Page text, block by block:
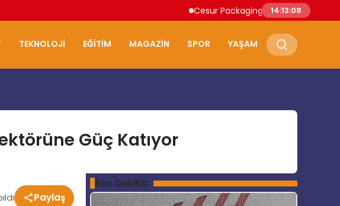
Cesur Packaging, Mısır’daki Üretim
14:13:09
TEKNOLOJI EĞITIM MAGAZIN SPOR YAŞAM
Güç Katıyor
Paylaş
Son Dakika